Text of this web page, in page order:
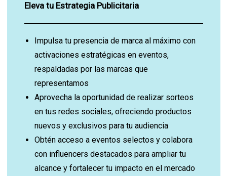
Eleva tu Estrategia Publicitaria
Impulsa tu presencia de marca al máximo con
activaciones estratégicas en eventos,
respaldadas por las marcas que
representamos
Aprovecha la oportunidad de realizar sorteos
en tus redes sociales, ofreciendo productos
nuevos y exclusivos para tu audiencia
Obtén acceso a eventos selectos y colabora
con influencers destacados para ampliar tu
alcance y fortalecer tu impacto en el mercado